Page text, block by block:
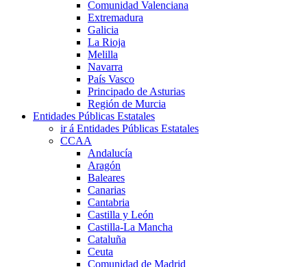
Comunidad Valenciana
Extremadura
Galicia
La Rioja
Melilla
Navarra
País Vasco
Principado de Asturias
Región de Murcia
Entidades Públicas Estatales
ir á Entidades Públicas Estatales
CCAA
Andalucía
Aragón
Baleares
Canarias
Cantabria
Castilla y León
Castilla-La Mancha
Cataluña
Ceuta
Comunidad de Madrid